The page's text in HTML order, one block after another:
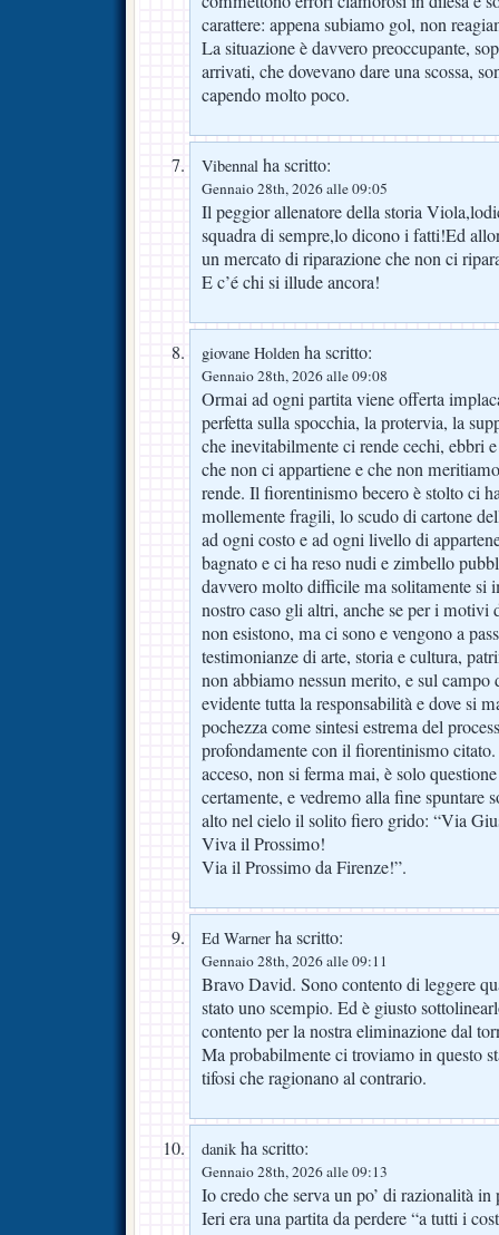
carattere: appena subiamo gol, non
La situazione è davvero preoccupante,
arrivati, che dovevano dare una scossa,
capendo molto poco.
Vibennal ha scritto:
Gennaio 28th, 2026 alle 09:05
Il peggior allenatore della storia
squadra di sempre,lo dicono i fatti!Ed
un mercato di riparazione che non ci
E c’é chi si illude ancora!
giovane Holden ha scritto:
Gennaio 28th, 2026 alle 09:08
Ormai ad ogni partita viene offerta
perfetta sulla spocchia, la protervia, la
che inevitabilmente ci rende cechi, ebbri
che non ci appartiene e che non
rende. Il fiorentinismo becero è stolto ci
mollemente fragili, lo scudo di cartone
ad ogni costo e ad ogni livello di
bagnato e ci ha reso nudi e zimbello
davvero molto difficile ma solitamente si
nostro caso gli altri, anche se per i
non esistono, ma ci sono e vengono a
testimonianze di arte, storia e cultura,
non abbiamo nessun merito, e sul campo
evidente tutta la responsabilità e dove si
pochezza come sintesi estrema del
profondamente con il fiorentinismo
acceso, non si ferma mai, è solo
certamente, e vedremo alla fine spuntare
alto nel cielo il solito fiero grido: “Via
Viva il Prossimo!
Via il Prossimo da Firenze!”.
Ed Warner ha scritto:
Gennaio 28th, 2026 alle 09:11
Bravo David. Sono contento di leggere
stato uno scempio. Ed è giusto
contento per la nostra eliminazione dal
Ma probabilmente ci troviamo in questo
tifosi che ragionano al contrario.
danik ha scritto:
Gennaio 28th, 2026 alle 09:13
Io credo che serva un po’ di razionalità in
Ieri era una partita da perdere “a tutti i